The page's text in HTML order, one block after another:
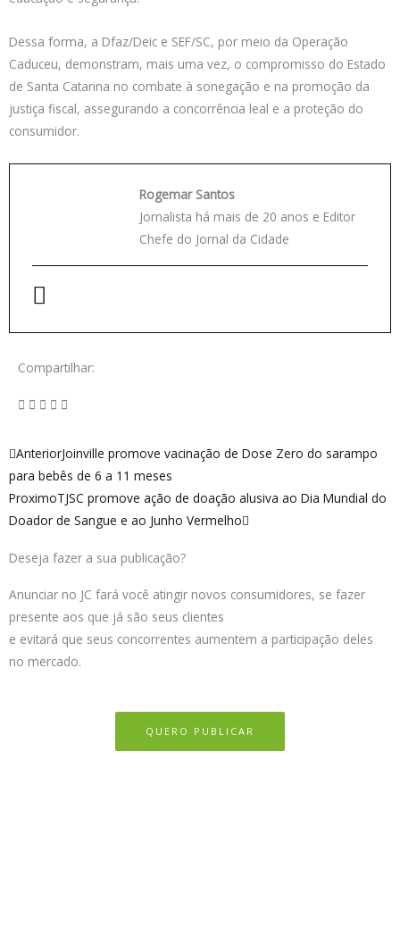
Dessa forma, a Dfaz/Deic e SEF/SC, por meio da Operação
Caduceu, demonstram, mais uma vez, o compromisso do Estado
de Santa Catarina no combate à sonegação e na promoção da
justiça fiscal, assegurando a concorrência leal e a proteção do
consumidor.
Rogemar Santos
Jornalista há mais de 20 anos e Editor
Chefe do Jornal da Cidade
Compartilhar:
Anterior
AnteriorJoinville promove vacinação de Dose Zero do sarampo
para bebês de 6 a 11 meses
ProximoTJSC promove ação de doação alusiva ao Dia Mundial do
Doador de Sangue e ao Junho Vermelho
Próximo
Deseja fazer a sua publicação?
Anunciar no JC fará você atingir novos consumidores, se fazer
presente aos que já são seus clientes
e evitará que seus concorrentes aumentem a participação deles
no mercado.
QUERO PUBLICAR